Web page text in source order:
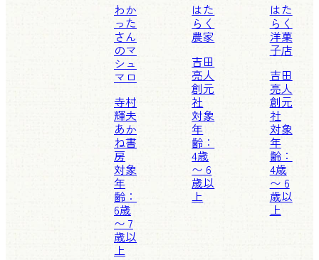
わか
った
さん
のマ
シュ
マロ
寺村
輝夫
あか
ね書
房
対象
年
齢：
6歳
〜 7
歳以
上
はた
らく
農家
吉田
亮人
創元
社
対象
年
齢：
4歳
〜 6
歳以
上
はた
らく
洋菓
子店
吉田
亮人
創元
社
対象
年
齢：
4歳
〜 6
歳以
上